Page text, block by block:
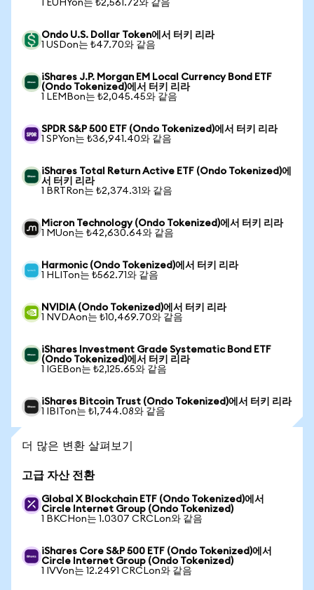
1 EUHYon는 ₺2,561.72와 같음
Ondo U.S. Dollar Token에서 터키 리라
1 USDon는 ₺47.70와 같음
iShares J.P. Morgan EM Local Currency Bond ETF
(Ondo Tokenized)에서 터키 리라
1 LEMBon는 ₺2,045.45와 같음
SPDR S&P 500 ETF (Ondo Tokenized)에서 터키 리라
1 SPYon는 ₺36,941.40와 같음
iShares Total Return Active ETF (Ondo Tokenized)에
서 터키 리라
1 BRTRon는 ₺2,374.31와 같음
Micron Technology (Ondo Tokenized)에서 터키 리라
1 MUon는 ₺42,630.64와 같음
Harmonic (Ondo Tokenized)에서 터키 리라
1 HLITon는 ₺562.71와 같음
NVIDIA (Ondo Tokenized)에서 터키 리라
1 NVDAon는 ₺10,469.70와 같음
iShares Investment Grade Systematic Bond ETF
(Ondo Tokenized)에서 터키 리라
1 IGEBon는 ₺2,125.65와 같음
iShares Bitcoin Trust (Ondo Tokenized)에서 터키 리라
1 IBITon는 ₺1,744.08와 같음
더 많은 변환 살펴보기
고급 자산 전환
Global X Blockchain ETF (Ondo Tokenized)에서
Circle Internet Group (Ondo Tokenized)
1 BKCHon는 1.0307 CRCLon와 같음
iShares Core S&P 500 ETF (Ondo Tokenized)에서
Circle Internet Group (Ondo Tokenized)
1 IVVon는 12.2491 CRCLon와 같음